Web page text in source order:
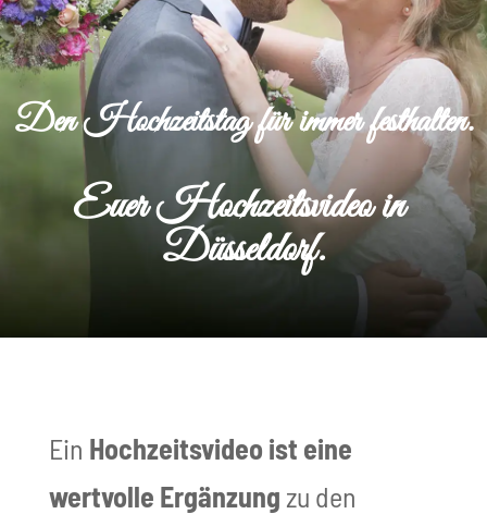
Den Hochzeitstag für immer festhalten.
Euer Hochzeitsvideo in
Düsseldorf.
Ein Hochzeitsvideo ist eine
wertvolle Ergänzung zu den